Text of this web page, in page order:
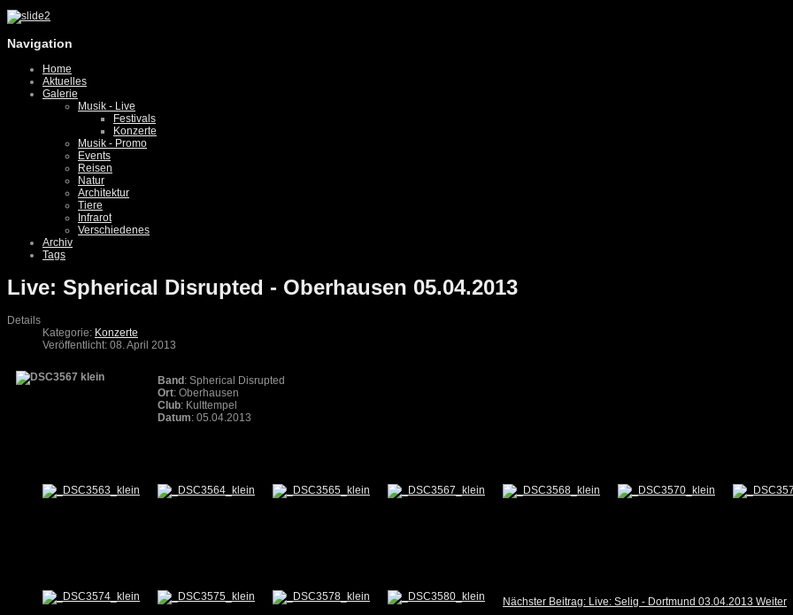
Navigation
Home
Aktuelles
Galerie
Musik - Live
Festivals
Konzerte
Musik - Promo
Events
Reisen
Natur
Architektur
Tiere
Infrarot
Verschiedenes
Archiv
Tags
Live: Spherical Disrupted - Oberhausen 05.04.2013
Details
Kategorie: Konzerte
Veröffentlicht: 08. April 2013
Band : Spherical Disrupted
Ort: Oberhausen
Club: Kulttempel
Datum: 05.04.2013
Nächster Beitrag: Live: Selig - Dortmund 03.04.2013 Weiter